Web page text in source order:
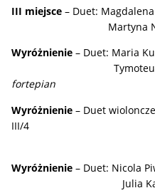
III miejsce – Duet:
Martyna
Wyróżnienie – Duet: Maria
Tymoteusz
fortepian
Wyróżnienie – Duet
III/4
Wyróżnienie – Duet: Nicola
Julia